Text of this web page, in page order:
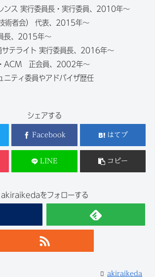
ンス 実行委員長・実行委員、2010年～
術者会） 代表、2015年～
長、2015年～
テライト 実行委員長、2016年～
・ACM 正会員、2002年～
ニティ委員やアドバイザ歴任
シェアする
Facebook はてブ
LINE コピー
akiraikedaをフォローする
akiraikeda